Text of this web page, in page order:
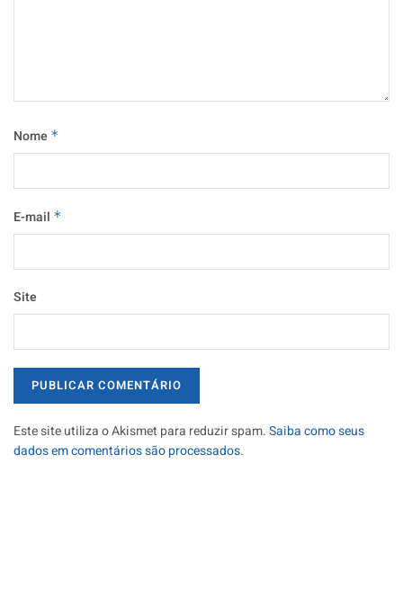
Nome *
E-mail *
Site
Este site utiliza o Akismet para reduzir spam.Saiba como seus
dados em comentários são processados.